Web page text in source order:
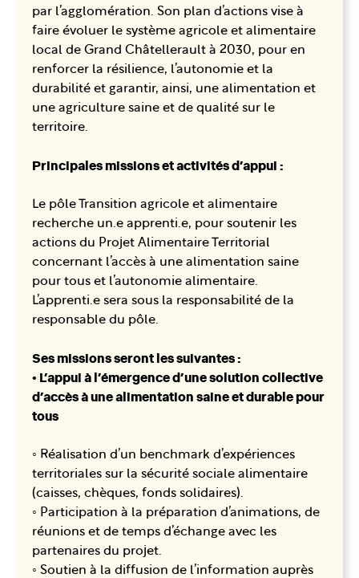
par l’agglomération. Son plan d’actions vise à
faire évoluer le système agricole et alimentaire
local de Grand Châtellerault à 2030, pour en
renforcer la résilience, l’autonomie et la
durabilité et garantir, ainsi, une alimentation et
une agriculture saine et de qualité sur le
territoire.
Principales missions et activités d’appui :
Le pôle Transition agricole et alimentaire
recherche un.e apprenti.e, pour soutenir les
actions du Projet Alimentaire Territorial
concernant l’accès à une alimentation saine
pour tous et l’autonomie alimentaire.
L’apprenti.e sera sous la responsabilité de la
responsable du pôle.
Ses missions seront les suivantes :
• L’appui à l’émergence d’une solution collective
d’accès à une alimentation saine et durable pour
tous
◦ Réalisation d’un benchmark d’expériences
territoriales sur la sécurité sociale alimentaire
(caisses, chèques, fonds solidaires).
◦ Participation à la préparation d’animations, de
réunions et de temps d’échange avec les
partenaires du projet.
◦ Soutien à la diffusion de l’information auprès